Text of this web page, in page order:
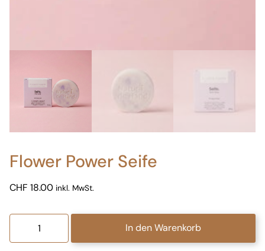
Flower Power Seife
CHF 18.00 inkl. MwSt.
Flower
In den Warenkorb